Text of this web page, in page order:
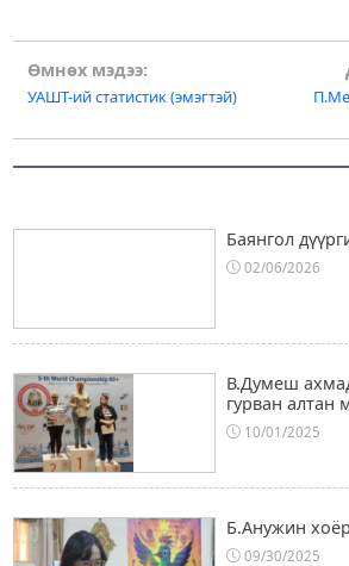
Баянгол
02/06/2026
В.Думеш
гурван алтан
10/01/2025
Б.Анужин
09/30/2025
Post
navigation
Өмнөх мэдээ:
УАШТ-ий статистик (эмэгтэй)